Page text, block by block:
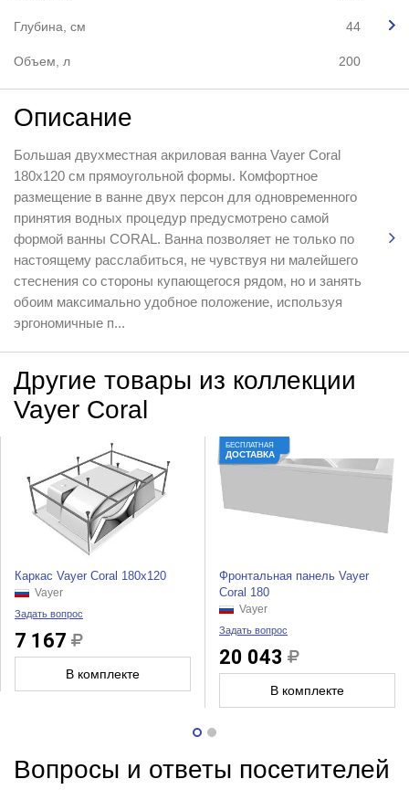
Глубина, см 44
Объем, л 200
Описание
Большая двухместная акриловая ванна Vayer Coral
180x120 см прямоугольной формы. Комфортное
размещение в ванне двух персон для одновременного
принятия водных процедур предусмотрено самой
формой ванны CORAL. Ванна позволяет не только по
настоящему расслабиться, не чувствуя ни малейшего
стеснения со стороны купающегося рядом, но и занять
обоим максимально удобное положение, используя
эргономичные п...
Другие товары из коллекции
Vayer Coral
Каркас Vayer Coral 180x120
Vayer
Задать вопрос
7 167
В комплекте
БЕСПЛАТНАЯ
ДОСТАВКА
Фронтальная панель Vayer
Coral 180
Vayer
Задать вопрос
20 043
В комплекте
Вопросы и ответы посетителей